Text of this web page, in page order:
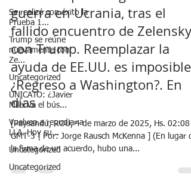
Se realizó con éxito la
Prueba 1...
Trump se reúne
nuevamente con
Ze...
Uncategorized
UNICATO: ¿Javier
Milei va el bús...
Vuelven a repudiar a
LLA. Hoy su...
Uncategorized
Uncategorized
La Unión Europea y el Reino
Unido no podrán gerenciar la
guerra en Ucrania, tras el
fallido encuentro de Zelensky
con Trump. Reemplazar la
ayuda de EE.UU. es imposible.
¿Regreso a Washington?. En
días
GMT-3 | Por: Jorge Rausch McKenna ] (En lugar